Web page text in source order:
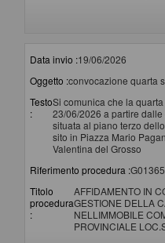
Data invio :19/06/2026
Oggetto :convocazione quarta
Testo
:
Si comunica che la
23/06/2026 a partire
situata al piano terzo
sito in Piazza Mario
Valentina del Grosso
Riferimento procedura :
Titolo
procedura
:
AFFIDAMENTO IN
GESTIONE DELLA
NELLIMMOBILE
PROVINCIALE